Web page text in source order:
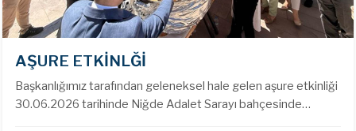
AŞURE ETKİNLĞİ
Başkanlığımız tarafından geleneksel hale gelen aşure etkinliği
30.06.2026 tarihinde Niğde Adalet Sarayı bahçesinde